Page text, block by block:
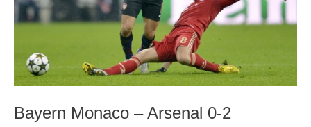
Bayern Monaco – Arsenal 0-2